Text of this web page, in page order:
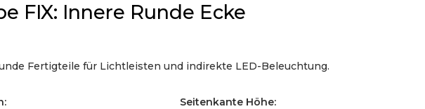
FIX: Innere Runde Ecke
Fertigteile für Lichtleisten und indirekte LED-Beleuchtung.
: Seitenkante Höhe: